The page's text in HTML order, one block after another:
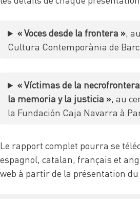
« Voces desde la frontera »,
Cultura Contemporània de
« Víctimas de la
la memoria y la justicia », au
la Fundación Caja Navarra à
Le rapport complet pourra se
espagnol, catalan, français et
web à partir de la présentation du